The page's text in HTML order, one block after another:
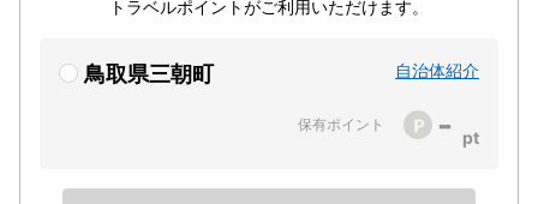
トラベルポイントがご利用いただけます。
鳥取県三朝町 自治体紹介
保有ポイント -